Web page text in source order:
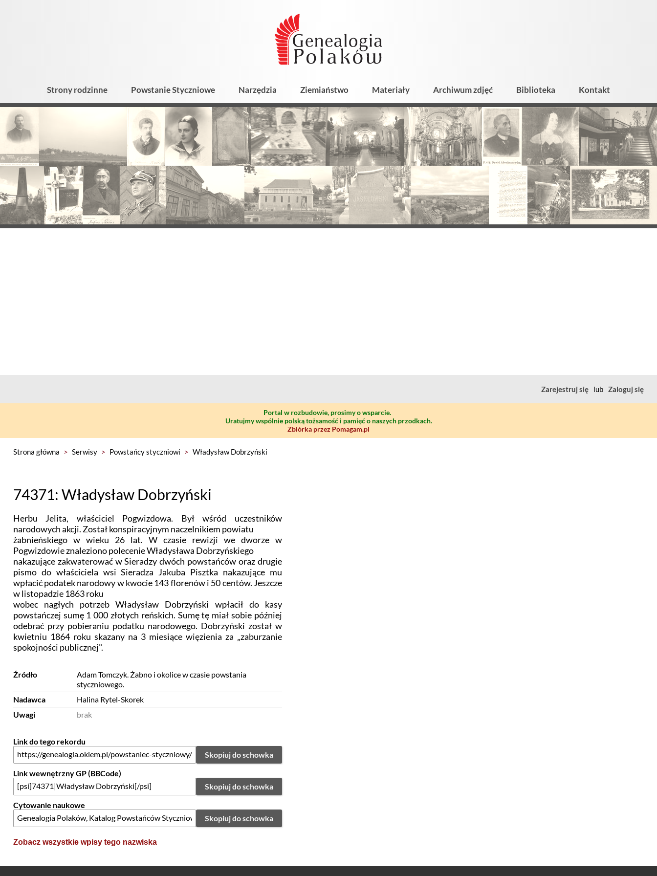
Strony rodzinne Powstanie Styczniowe Narzędzia Ziemiaństwo Materiały Archiwum zdjęć Biblioteka Kontakt
Zarejestruj się lub Zaloguj się
Portal w rozbudowie, prosimy o wsparcie.
Uratujmy wspólnie polską tożsamość i pamięć o naszych przodkach.
Zbiórka przez Pomagam.pl
Strona główna > Serwisy > Powstańcy styczniowi > Władysław Dobrzyński
74371: Władysław Dobrzyński
Herbu Jelita, właściciel Pogwizdowa. Był wśród uczestników
narodowych akcji. Został konspiracyjnym naczelnikiem powiatu
żabnieńskiego w wieku 26 lat. W czasie rewizji we dworze w
Pogwizdowie znaleziono polecenie Władysława Dobrzyńskiego
nakazujące zakwaterować w Sieradzy dwóch powstańców oraz drugie
pismo do właściciela wsi Sieradza Jakuba Pisztka nakazujące mu
wpłacić podatek narodowy w kwocie 143 florenów i 50 centów. Jeszcze
w listopadzie 1863 roku
wobec nagłych potrzeb Władysław Dobrzyński wpłacił do kasy
powstańczej sumę 1 000 złotych reńskich. Sumę tę miał sobie później
odebrać przy pobieraniu podatku narodowego. Dobrzyński został w
kwietniu 1864 roku skazany na 3 miesiące więzienia za „zaburzanie
spokojności publicznej".
Źródło
Adam Tomczyk. Żabno i okolice w czasie powstania
styczniowego.
Nadawca
Halina Rytel-Skorek
Uwagi
brak
Link do tego rekordu
Skopiuj do schowka
Link wewnętrzny GP (BBCode)
Skopiuj do schowka
Cytowanie naukowe
Skopiuj do schowka
Zobacz wszystkie wpisy tego nazwiska